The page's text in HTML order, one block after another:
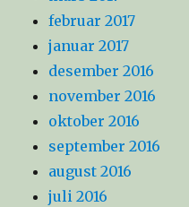
februar 2017
januar 2017
desember 2016
november 2016
oktober 2016
september 2016
august 2016
juli 2016